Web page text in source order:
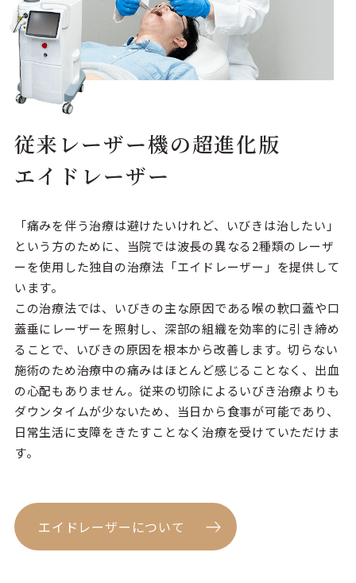
従来レーザー機の超進化版
エイドレーザー
「痛みを伴う治療は避けたいけれど、いびきは治したい」
という方のために、当院では波長の異なる2種類のレーザ
ーを使用した独自の治療法「エイドレーザー」を提供して
います。
この治療法では、いびきの主な原因である喉の軟口蓋や口
蓋垂にレーザーを照射し、深部の組織を効率的に引き締め
ることで、いびきの原因を根本から改善します。切らない
施術のため治療中の痛みはほとんど感じることなく、出血
の心配もありません。従来の切除によるいびき治療よりも
ダウンタイムが少ないため、当日から食事が可能であり、
日常生活に支障をきたすことなく治療を受けていただけま
す。
エイドレーザーについて